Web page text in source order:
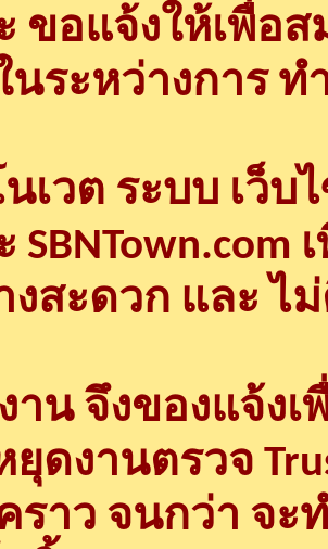
ขอแจ้งให้เพื่อ
นระหว่างการ ท
เวต ระบบ เว็บ
งสะดวก และ ไ
าน จึงของแจ้ง
ยุดงานตรวจ
ราว จนกว่า จะ